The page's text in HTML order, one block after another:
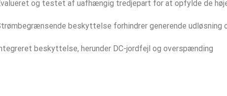
og testet af uafhængig tredjepart for at opfylde de
beskyttelse forhindrer generende
beskyttelse, herunder DC-jordfejl og overspænding